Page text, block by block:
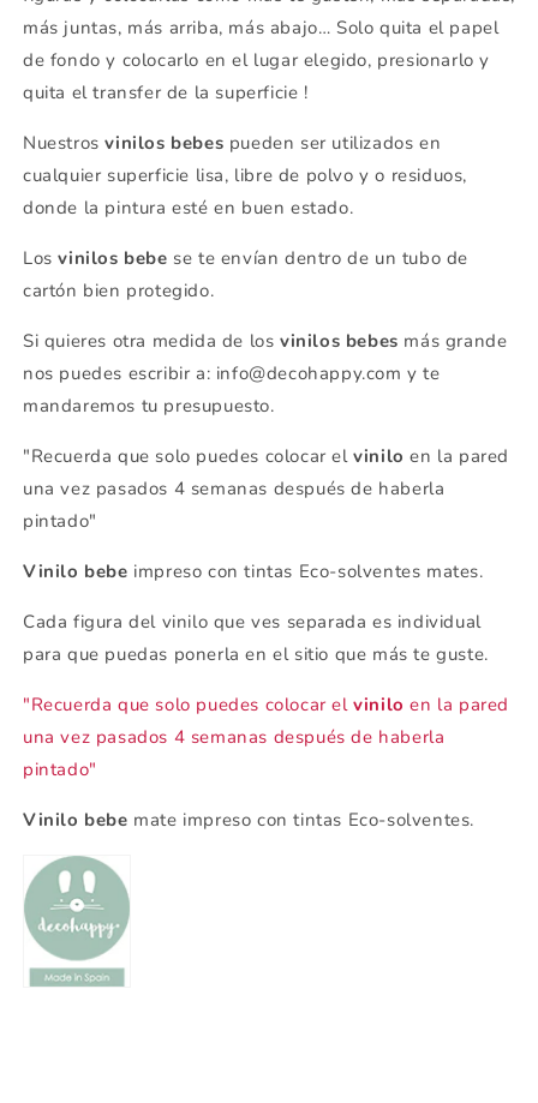
más juntas, más arriba, más abajo… Solo quita el papel
de fondo y colocarlo en el lugar elegido, presionarlo y
quita el transfer de la superficie !
Nuestrosvinilos bebes pueden ser utilizados en
cualquier superficie lisa, libre de polvo y o residuos,
donde la pintura esté en buen estado.
Losvinilos bebe se te envían dentro de un tubo de
cartón bien protegido.
Si quieres otra medida de los vinilos bebes más grande
nos puedes escribir a: info@decohappy.com y te
mandaremos tu presupuesto.
"Recuerda que solo puedes colocar elvinilo en la pared
una vez pasados 4 semanas después de haberla
pintado"
Vinilo bebe impreso con tintas Eco-solventes mates.
Cada figura del vinilo que ves separada es individual
para que puedas ponerla en el sitio que más te guste.
"Recuerda que solo puedes colocar elvinilo en la pared
una vez pasados 4 semanas después de haberla
pintado"
Vinilo bebe mate impreso con tintas Eco-solventes.